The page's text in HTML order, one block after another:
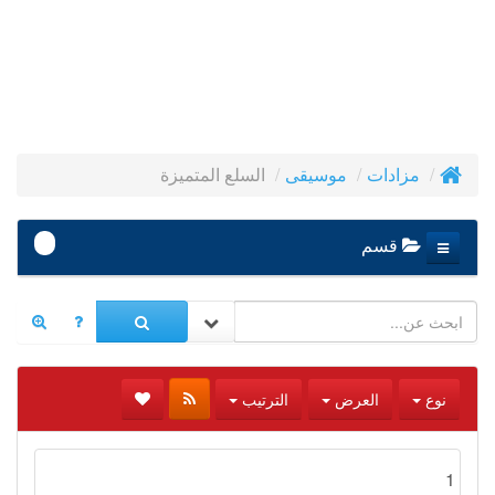
مزادات موسيقى السلع المتميزة
قسم
نوع العرض الترتيب
1